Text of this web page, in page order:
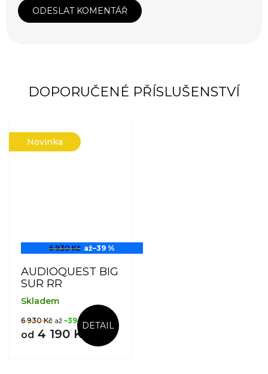
DOPORUČENÉ PŘÍSLUŠENSTVÍ
Novinka
6 930 Kč až–39 %
AUDIOQUEST BIG
SUR RR
Skladem
6 930 Kč až –39 %
od 4 190 Kč
DETAIL
ODESLAT KOMENTÁŘ